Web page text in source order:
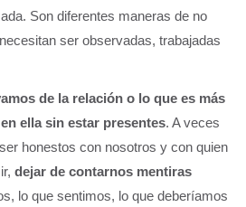
Son diferentes maneras de no
ser observadas, trabajadas
de la relación o lo que es más
ella sin estar presentes. A veces
honestos con nosotros y con quien
dejar de contarnos mentiras
lo que sentimos, lo que deberíamos